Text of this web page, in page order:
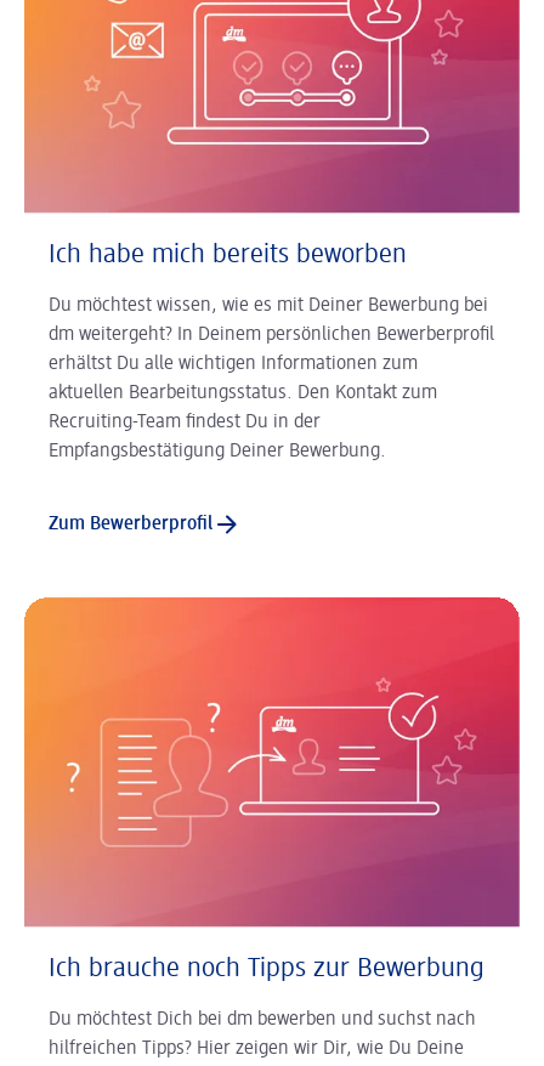
Ich habe mich bereits beworben
Du möchtest wissen, wie es mit Deiner Bewerbung bei
dm weitergeht? In Deinem persönlichen Bewerberprofil
erhältst Du alle wichtigen Informationen zum
aktuellen Bearbeitungsstatus. Den Kontakt zum
Recruiting-Team findest Du in der
Empfangsbestätigung Deiner Bewerbung.
Zum Bewerberprofil
Ich brauche noch Tipps zur Bewerbung
Du möchtest Dich bei dm bewerben und suchst nach
hilfreichen Tipps? Hier zeigen wir Dir, wie Du Deine